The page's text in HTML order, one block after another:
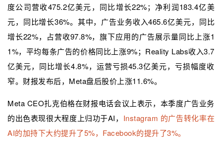
度公司营收475.2亿美元，同比增长22%；净利润183.4亿美
元，同比增长36%。其中，广告业务收入465.6亿美元，同比
增长22%，占营收97.8%，旗下应用的广告展示量同比上涨1
1%，平均每条广告的价格同比上涨9%；Reality Labs收入3.7
亿美元，同比增长4.8%，运营亏损45.3亿美元，亏损幅度收
窄。财报发布后，Meta盘后股价上涨11.6%。
Meta CEO扎克伯格在财报电话会议上表示，本季度广告业务
的出色表现很大程度上归功于AI， Instagram 的广告转化率在
AI的加持下大约提升了5%，Facebook的提升了3%。